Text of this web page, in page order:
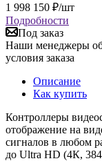
1 998 150 ₽/шт
Подробности
Под заказ
Наши менеджеры
условия заказа
Описание
Как купить
Контроллеры
отображение на
сигналов в любом
до Ultra HD (4К,